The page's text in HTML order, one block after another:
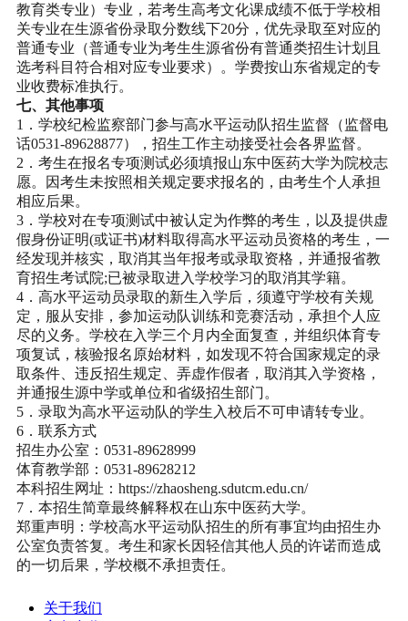
教育类专业）专业，若考生高考文化课成绩不低于学校相
关专业在生源省份录取分数线下20分，优先录取至对应的
普通专业（普通专业为考生生源省份有普通类招生计划且
选考科目符合相对应专业要求）。学费按山东省规定的专
业收费标准执行。
七、其他事项
1．学校纪检监察部门参与高水平运动队招生监督（监督电
话0531-89628877），招生工作主动接受社会各界监督。
2．考生在报名专项测试必须填报山东中医药大学为院校志
愿。因考生未按照相关规定要求报名的，由考生个人承担
相应后果。
3．学校对在专项测试中被认定为作弊的考生，以及提供虚
假身份证明(或证书)材料取得高水平运动员资格的考生，一
经发现并核实，取消其当年报考或录取资格，并通报省教
育招生考试院;已被录取进入学校学习的取消其学籍。
4．高水平运动员录取的新生入学后，须遵守学校有关规
定，服从安排，参加运动队训练和竞赛活动，承担个人应
尽的义务。学校在入学三个月内全面复查，并组织体育专
项复试，核验报名原始材料，如发现不符合国家规定的录
取条件、违反招生规定、弄虚作假者，取消其入学资格，
并通报生源中学或单位和省级招生部门。
5．录取为高水平运动队的学生入校后不可申请转专业。
6．联系方式
招生办公室：0531-89628999
体育教学部：0531-89628212
本科招生网址：https://zhaosheng.sdutcm.edu.cn/
7．本招生简章最终解释权在山东中医药大学。
郑重声明：学校高水平运动队招生的所有事宜均由招生办
公室负责答复。考生和家长因轻信其他人员的许诺而造成
的一切后果，学校概不承担责任。
关于我们